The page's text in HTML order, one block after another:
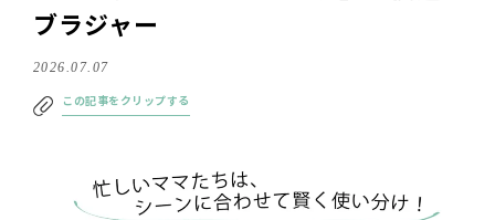
ブラジャー
2026.07.07
この記事をクリップする